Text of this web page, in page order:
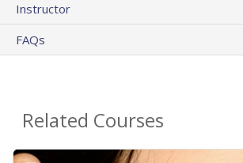
Instructor
FAQs
Related Courses